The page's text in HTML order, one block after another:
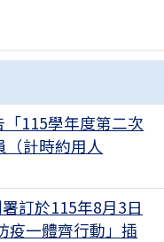
115學年度第二次
計時約用人
訂於115年8月3日
疫一體齊行動」插